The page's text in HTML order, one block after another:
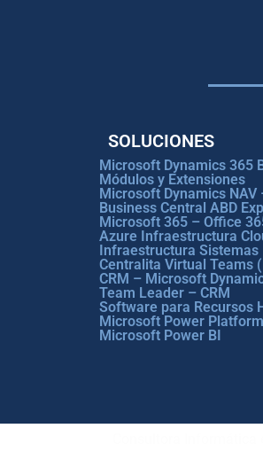
SOLUCIONES
Microsoft Dynamics 365
Módulos y Extensiones
Microsoft Dynamics NAV
Business Central ABD
Microsoft 365 – Office
Azure Infraestructura
Infraestructura Sistemas
Centralita Virtual Teams
CRM – Microsoft
Team Leader – CRM
Software para Recursos
Microsoft Power Platform
Microsoft Power BI